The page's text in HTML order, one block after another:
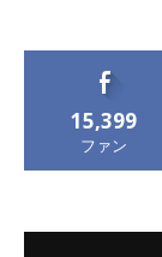
15,399
ファン